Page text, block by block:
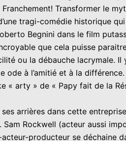
Transformer le
tragi-comédie historique
Begnini dans le film
que cela puisse
ou la débauche lacrymale.
ode à l’amitié et à la
« arty » de « Papy fait de la
arrières dans cette
Sam Rockwell (acteur aussi
producteur se déchaine